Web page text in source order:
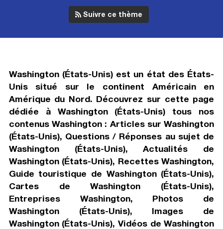
Suivre ce thème
Washington (États-Unis) est un état des États-
Unis situé sur le continent Américain en
Amérique du Nord. Découvrez sur cette page
dédiée à Washington (États-Unis) tous nos
contenus Washington : Articles sur Washington
(États-Unis), Questions / Réponses au sujet de
Washington (États-Unis), Actualités de
Washington (États-Unis), Recettes Washington,
Guide touristique de Washington (États-Unis),
Cartes de Washington (États-Unis),
Entreprises Washington, Photos de
Washington (États-Unis), Images de
Washington (États-Unis), Vidéos de Washington